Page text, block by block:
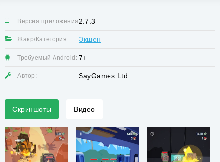
Версия приложения:2.7.3
Жанр/Категория: Экшен
Требуемый Android: 7+
Автор: SayGames Ltd
Скриншоты Видео